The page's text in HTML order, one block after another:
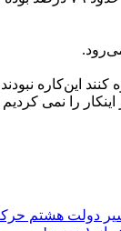
این‌کاره
اینکار را نمی
دولت هشتم